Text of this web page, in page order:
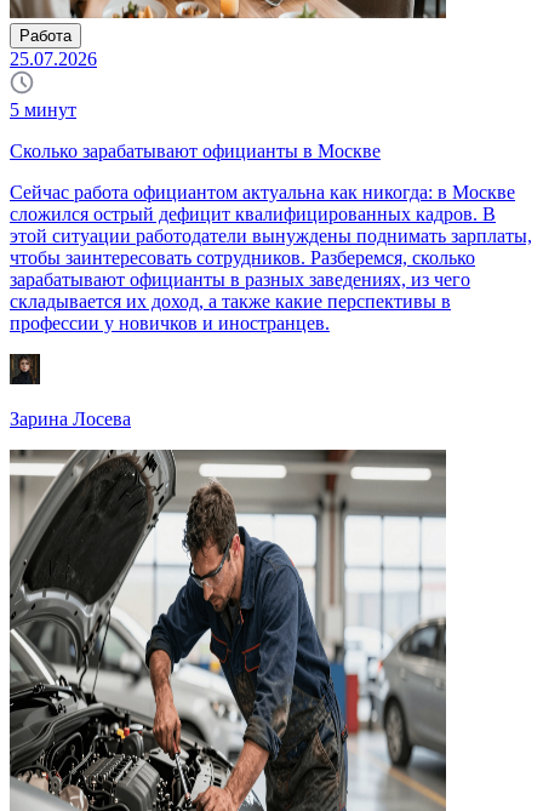
Работа
25.07.2026
5 минут
Сколько зарабатывают официанты в Москве
Сейчас работа официантом актуальна как никогда: в Москве
сложился острый дефицит квалифицированных кадров. В
этой ситуации работодатели вынуждены поднимать зарплаты,
чтобы заинтересовать сотрудников. Разберемся, сколько
зарабатывают официанты в разных заведениях, из чего
складывается их доход, а также какие перспективы в
профессии у новичков и иностранцев.
Зарина Лосева